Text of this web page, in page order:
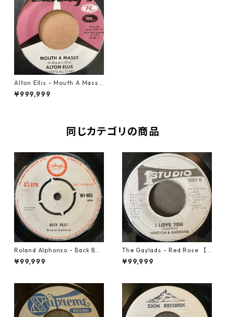
Alton Ellis - Mouth A Massy
【7-21105】
¥999,999
同じカテゴリの商品
Roland Alphonso - Back Bea
t【7-21909】
¥99,999
The Gaylads - Red Rose 【7
-21853】
¥99,999